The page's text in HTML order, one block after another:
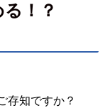
！？
存知ですか？